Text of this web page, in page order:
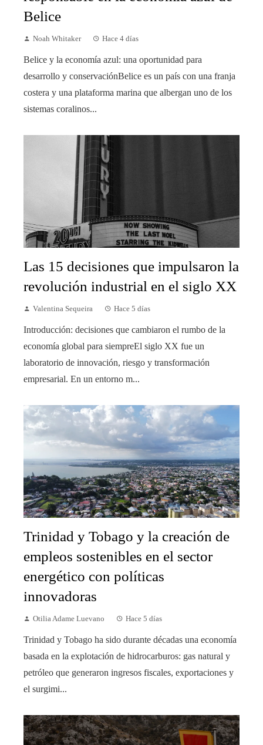
Belice
Noah Whitaker Hace 4 días
Belice y la economía azul: una oportunidad para
desarrollo y conservaciónBelice es un país con una franja
costera y una plataforma marina que albergan uno de los
sistemas coralinos...
Las 15 decisiones que impulsaron la
revolución industrial en el siglo XX
Valentina Sequeira Hace 5 días
Introducción: decisiones que cambiaron el rumbo de la
economía global para siempreEl siglo XX fue un
laboratorio de innovación, riesgo y transformación
empresarial. En un entorno m...
Trinidad y Tobago y la creación de
empleos sostenibles en el sector
energético con políticas
innovadoras
Otilia Adame Luevano Hace 5 días
Trinidad y Tobago ha sido durante décadas una economía
basada en la explotación de hidrocarburos: gas natural y
petróleo que generaron ingresos fiscales, exportaciones y
el surgimi...